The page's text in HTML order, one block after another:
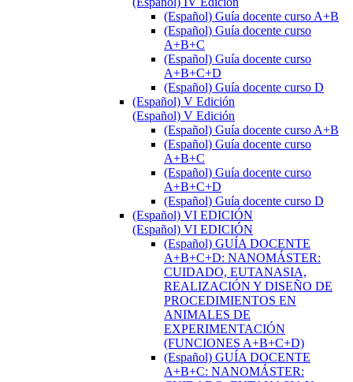
(Español) Guía docente curso A+B
(Español) Guía docente curso
A+B+C
(Español) Guía docente curso
A+B+C+D
(Español) Guía docente curso D
(Español) V Edición
(Español) V Edición
(Español) Guía docente curso A+B
(Español) Guía docente curso
A+B+C
(Español) Guía docente curso
A+B+C+D
(Español) Guía docente curso D
(Español) VI EDICIÓN
(Español) VI EDICIÓN
(Español) GUÍA DOCENTE
A+B+C+D: NANOMÁSTER:
CUIDADO, EUTANASIA,
REALIZACIÓN Y DISEÑO DE
PROCEDIMIENTOS EN
ANIMALES DE
EXPERIMENTACIÓN
(FUNCIONES A+B+C+D)
(Español) GUÍA DOCENTE
A+B+C: NANOMÁSTER: